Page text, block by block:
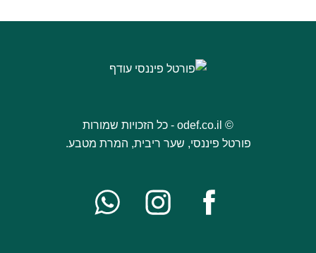
© odef.co.il - כל הזכויות שמורות
פורטל פיננסי, שער ריבית, המרת מטבע.